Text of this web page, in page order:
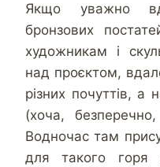
Якщо уважно
бронзових
художникам і
над проєктом,
різних почуттів, а
(хоча,
Водночас там
для такого горя